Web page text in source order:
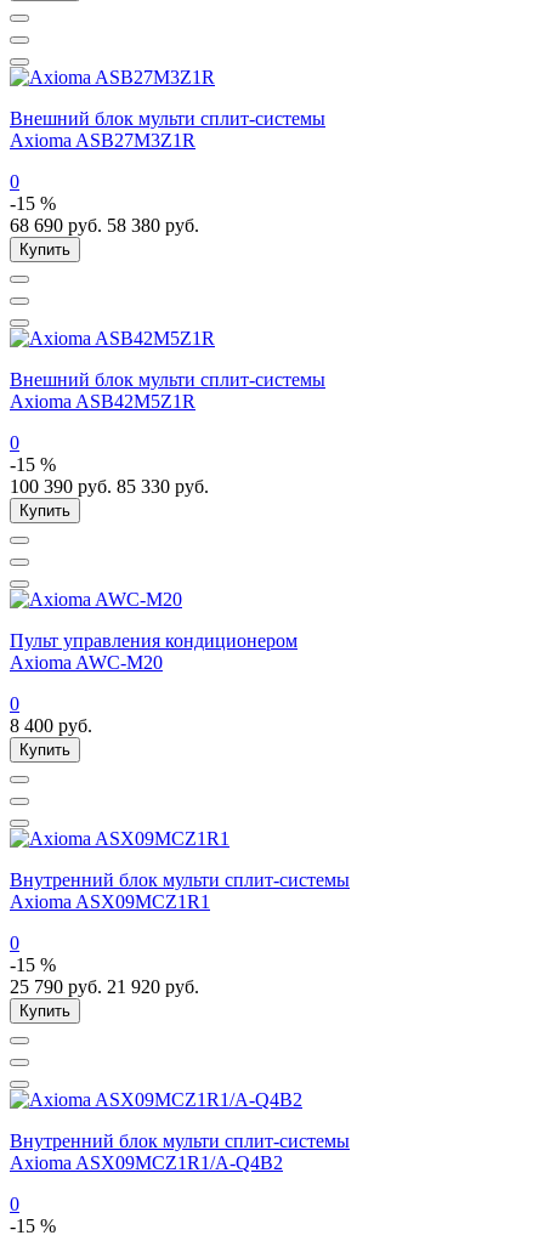
Внешний блок мульти сплит-системы
Axioma ASB27M3Z1R
0
-15 %
68 690 руб. 58 380 руб.
Купить
Внешний блок мульти сплит-системы
Axioma ASB42M5Z1R
0
-15 %
100 390 руб. 85 330 руб.
Купить
Пульт управления кондиционером
Axioma AWC-M20
0
8 400 руб.
Купить
Внутренний блок мульти сплит-системы
Axioma ASX09MCZ1R1
0
-15 %
25 790 руб. 21 920 руб.
Купить
Внутренний блок мульти сплит-системы
Axioma ASX09MCZ1R1/A-Q4B2
0
-15 %